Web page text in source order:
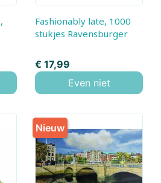
Fashionably late, 1000
stukjes Ravensburger
Prijs
€ 17,99
Even niet
Nieuw